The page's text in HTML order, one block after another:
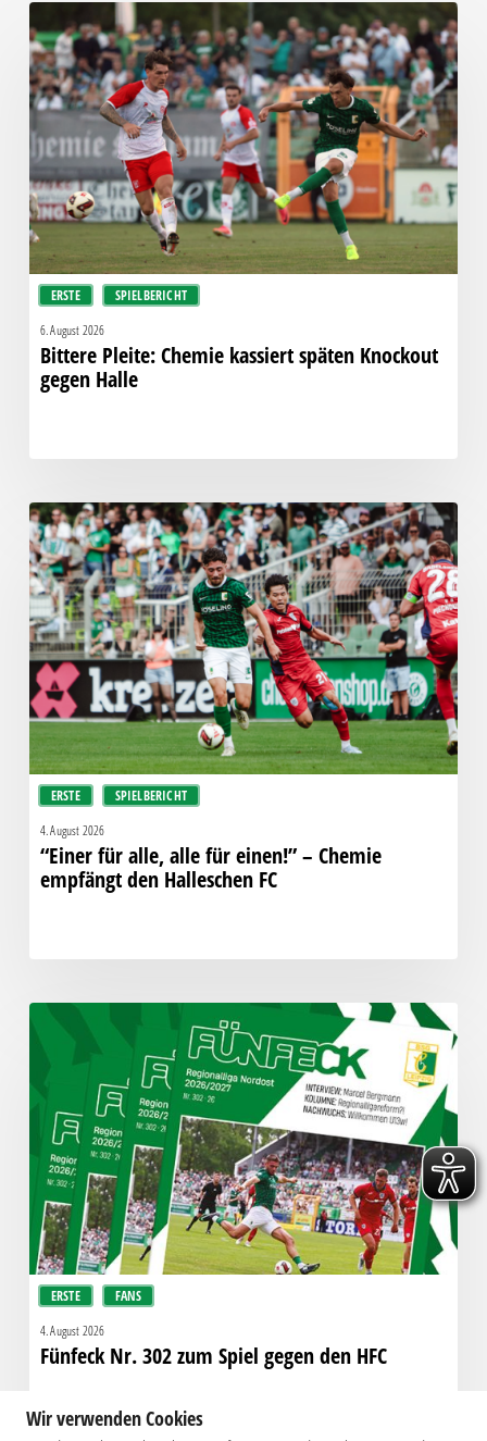
ERSTE SPIELBERICHT
Pleite:
Chemie
kassiert
späten
Knockout
gegen
Halle
6. August 2026
Bittere Pleite: Chemie kassiert späten Knockout
gegen Halle
ERSTE SPIELBERICHT
“Einer
für
alle,
alle
für
einen!”
–
Chemie
empfängt
den
Halleschen
FC
4. August 2026
“Einer für alle, alle für einen!” – Chemie
empfängt den Halleschen FC
ERSTE FANS
Fünfeck
Nr.
zum
Spiel
gegen
den
HFC
4. August 2026
Fünfeck Nr. 302 zum Spiel gegen den HFC
Wir verwenden Cookies